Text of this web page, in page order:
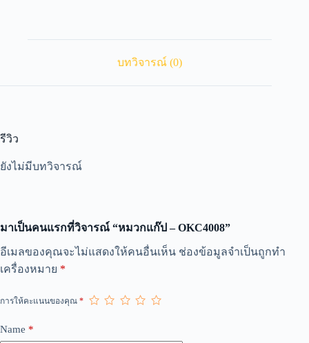
บทวิจารณ์ (0)
รีวิว
ยังไม่มีบทวิจารณ์
มาเป็นคนแรกที่วิจารณ์ “หมวกแก๊ป – OKC4008”
อีเมลของคุณจะไม่แสดงให้คนอื่นเห็น ช่องข้อมูลจำเป็นถูกทำ
เครื่องหมาย *
การให้คะแนนของคุณ *
Name *
A
t
r
a
t